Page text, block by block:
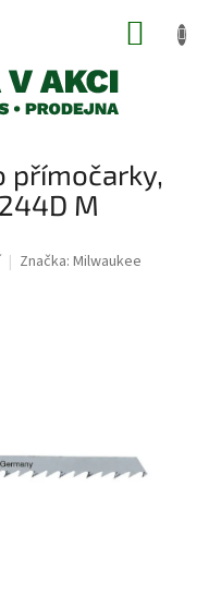
přímočarky,
M
Značka: Milwaukee